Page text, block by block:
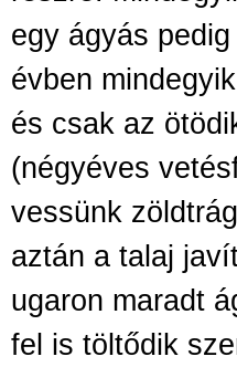
egy ágyás
évben
és csak az
(négyéves
vessünk
aztán a talaj
ugaron maradt
fel is töltődik